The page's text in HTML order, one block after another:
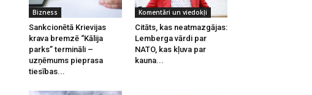
Bizness
Sankcionētā Krievijas
krava bremzē “Kālija
parks” termināli –
uzņēmums pieprasa
tiesības...
Komentāri un viedokļi
Citāts, kas neatmazgājas:
Lemberga vārdi par
NATO, kas kļuva par
kauna...